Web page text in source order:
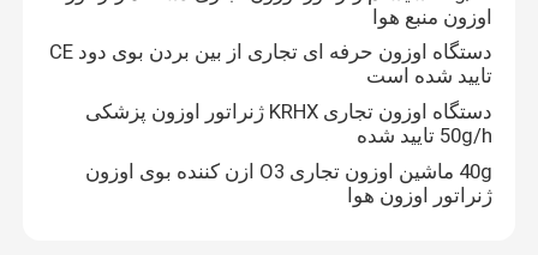
نمایش واقعیت مجازی
درباره ما
اوزون منبع هوا
دستگاه اوزون حرفه ای تجاری از بین بردن بوی دود CE
تایید شده است
دستگاه اوزون تجاری KRHX ژنراتور اوزون پزشکی
50g/h تایید شده
40g ماشین اوزون تجاری O3 ازن کننده بوی اوزون
ژنراتور اوزون هوا